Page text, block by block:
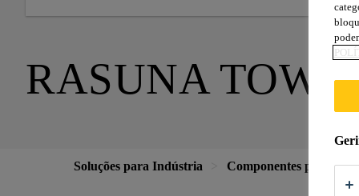
RASUNA
Soluções para Indústria Componentes para a